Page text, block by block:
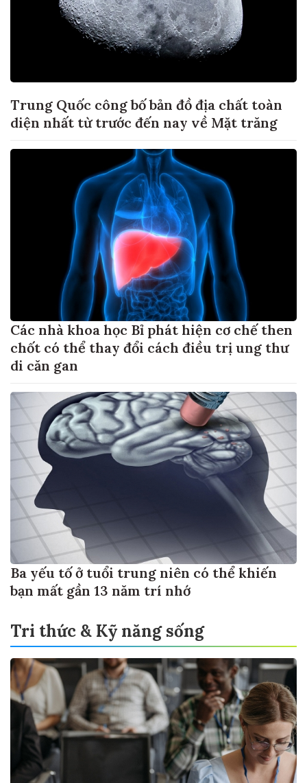
Trung Quốc công bố bản đồ địa chất toàn
diện nhất từ trước đến nay về Mặt trăng
Các nhà khoa học Bỉ phát hiện cơ chế then
chốt có thể thay đổi cách điều trị ung thư
di căn gan
Ba yếu tố ở tuổi trung niên có thể khiến
bạn mất gần 13 năm trí nhớ
Tri thức & Kỹ năng sống